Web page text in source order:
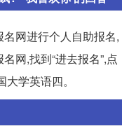
网进行个人自助报名,
网,找到“进去报名”,点
学英语四。